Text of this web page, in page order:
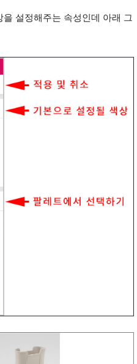
설정해주는 속성인데 아래 그